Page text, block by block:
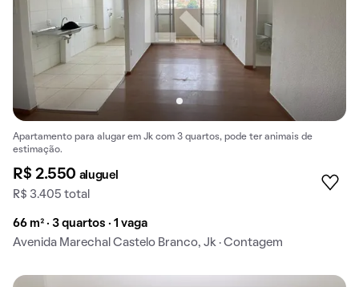
Apartamento para alugar em Jk com 3 quartos, pode ter animais de
estimação.
R$ 2.550 aluguel
R$ 3.405 total
66 m² · 3 quartos · 1 vaga
Avenida Marechal Castelo Branco, Jk · Contagem